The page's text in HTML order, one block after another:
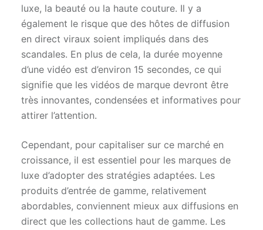
luxe, la beauté ou la haute couture. Il y a
également le risque que des hôtes de diffusion
en direct viraux soient impliqués dans des
scandales. En plus de cela, la durée moyenne
d’une vidéo est d’environ 15 secondes, ce qui
signifie que les vidéos de marque devront être
très innovantes, condensées et informatives pour
attirer l’attention.
Cependant, pour capitaliser sur ce marché en
croissance, il est essentiel pour les marques de
luxe d’adopter des stratégies adaptées. Les
produits d’entrée de gamme, relativement
abordables, conviennent mieux aux diffusions en
direct que les collections haut de gamme. Les